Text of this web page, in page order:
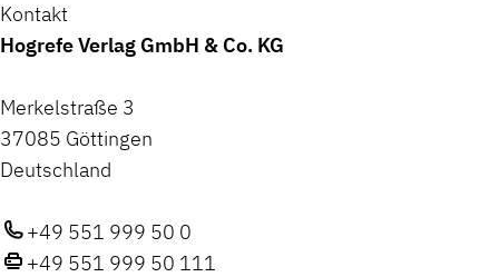
Kontakt
Hogrefe Verlag GmbH & Co. KG
Merkelstraße 3
37085 Göttingen
Deutschland
+49 551 999 50 0
+49 551 999 50 111